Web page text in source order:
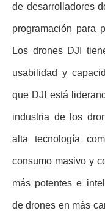
de desarrolladores
programación para
Los drones DJI
usabilidad y
que DJI está
industria de los
alta tecnología
consumo masivo y
más potentes e
de drones en más